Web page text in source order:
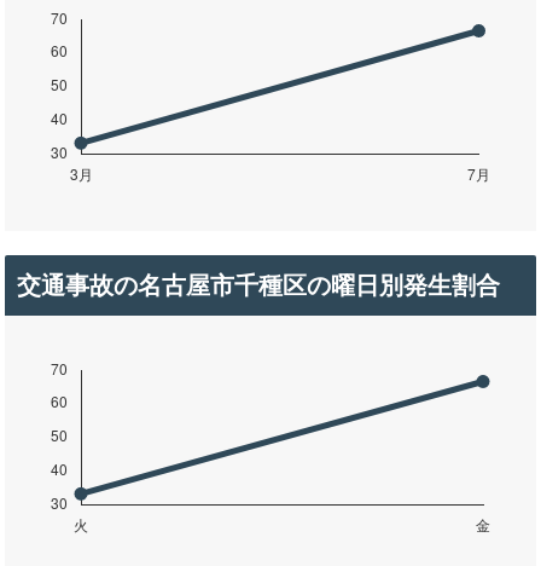
交通事故の名古屋市千種区の曜日別発生割合